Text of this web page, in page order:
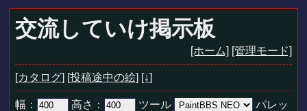
交流していけ掲示板
[ホーム] [管理モード]
[カタログ] [投稿途中の絵] [↓]
幅： 高さ： ツール
パレッ